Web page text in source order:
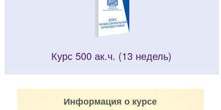
Курс 500 ак.ч. (13 недель)
Информация о курсе